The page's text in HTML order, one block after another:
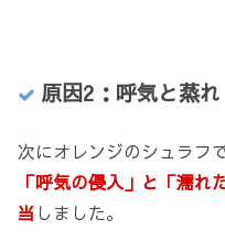
原因2：呼気と蒸れ
次にオレンジのシュラフ
「呼気の侵入」と「濡
当 しました。